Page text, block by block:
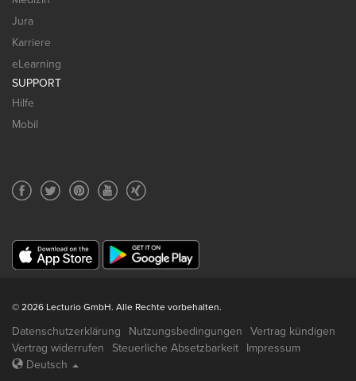
Jura
Karriere
eLearning
SUPPORT
Hilfe
Mobil
© 2026 Lecturio GmbH. Alle Rechte vorbehalten.
Datenschutzerklärung Nutzungsbedingungen
Vertrag kündigen
Vertrag widerrufen
Steuerliche Absetzbarkeit
Impressum
Deutsch